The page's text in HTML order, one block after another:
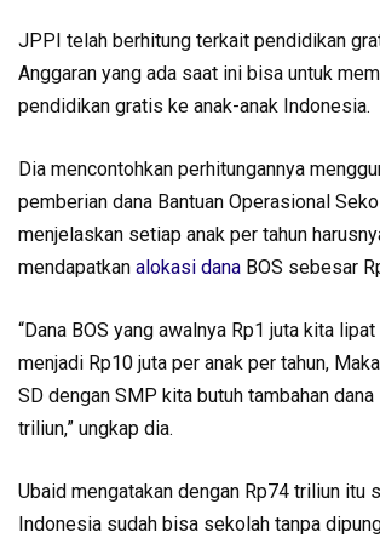
JPPI telah berhitung terkait pendidikan
Anggaran yang ada saat ini bisa untuk
pendidikan gratis ke anak-anak Indonesia.
Dia mencontohkan perhitungannya
pemberian dana Bantuan Operasional
menjelaskan setiap anak per tahun
mendapatkan alokasi dana BOS sebesar
“Dana BOS yang awalnya Rp1 juta kita
menjadi Rp10 juta per anak per tahun,
SD dengan SMP kita butuh tambahan
triliun,” ungkap dia.
Ubaid mengatakan dengan Rp74 triliun itu
Indonesia sudah bisa sekolah tanpa